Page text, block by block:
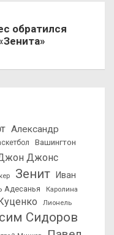
обратился
Александр
Вашингтон
Джонс
Зенит
Иван
Адесанья
Каролина
Лионель
Сидоров